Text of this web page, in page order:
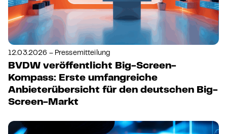
12.03.2026 – Pressemitteilung
BVDW veröffentlicht Big-Screen-
Kompass: Erste umfangreiche
Anbieterübersicht für den deutschen Big-
Screen-Markt